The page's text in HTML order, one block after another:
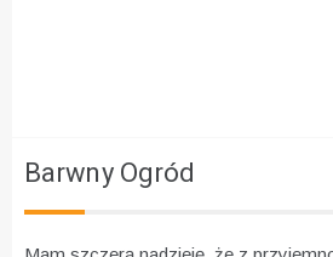
Barwny Ogród